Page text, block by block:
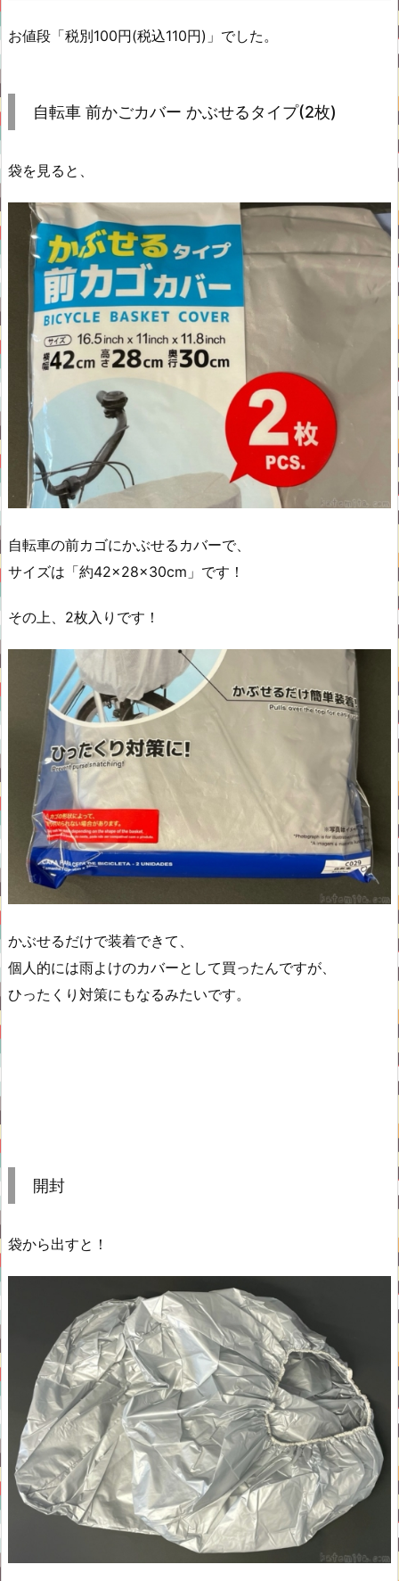
お値段「税別100円(税込110円)」でした。
自転車 前かごカバー かぶせるタイプ(2枚)
袋を見ると、
自転車の前カゴにかぶせるカバーで、
サイズは「約42×28×30cm」です！
その上、2枚入りです！
かぶせるだけで装着できて、
個人的には雨よけのカバーとして買ったんですが、
ひったくり対策にもなるみたいです。
開封
袋から出すと！